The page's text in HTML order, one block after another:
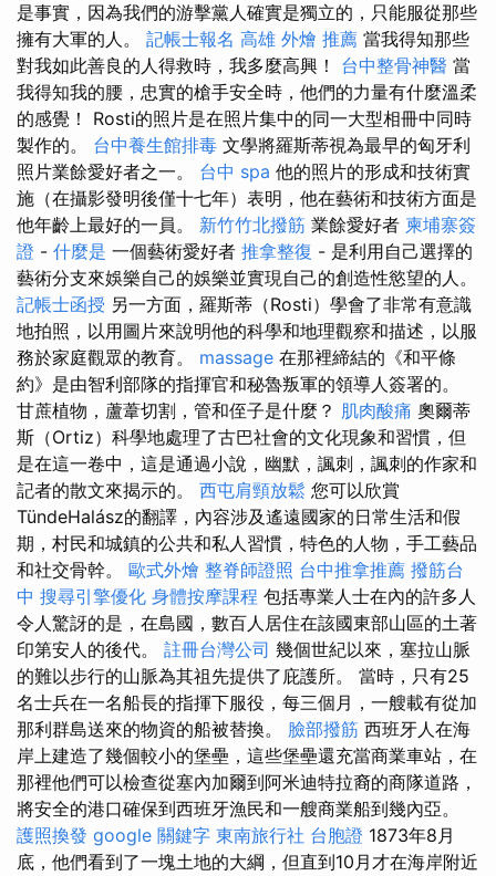
是事實，因為我們的游擊黨人確實是獨立的，只能服從那些
擁有大軍的人。 記帳士報名 高雄 外燴 推薦 當我得知那些
對我如此善良的人得救時，我多麼高興！ 台中整骨神醫 當
我得知我的腰，忠實的槍手安全時，他們的力量有什麼溫柔
的感覺！ Rosti的照片是在照片集中的同一大型相冊中同時
製作的。 台中養生館排毒 文學將羅斯蒂視為最早的匈牙利
照片業餘愛好者之一。 台中 spa 他的照片的形成和技術實
施（在攝影發明後僅十七年）表明，他在藝術和技術方面是
他年齡上最好的一員。 新竹竹北撥筋 業餘愛好者 柬埔寨簽
證 - 什麼是 一個藝術愛好者 推拿整復 - 是利用自己選擇的
藝術分支來娛樂自己的娛樂並實現自己的創造性慾望的人。
記帳士函授 另一方面，羅斯蒂（Rosti）學會了非常有意識
地拍照，以用圖片來說明他的科學和地理觀察和描述，以服
務於家庭觀眾的教育。 massage 在那裡締結的《和平條
約》是由智利部隊的指揮官和秘魯叛軍的領導人簽署的。
甘蔗植物，蘆葦切割，管和侄子是什麼？ 肌肉酸痛 奧爾蒂
斯（Ortiz）科學地處理了古巴社會的文化現象和習慣，但
是在這一卷中，這是通過小說，幽默，諷刺，諷刺的作家和
記者的散文來揭示的。 西屯肩頸放鬆 您可以欣賞
TündeHalász的翻譯，內容涉及遙遠國家的日常生活和假
期，村民和城鎮的公共和私人習慣，特色的人物，手工藝品
和社交骨幹。 歐式外燴 整脊師證照 台中推拿推薦 撥筋台
中 搜尋引擎優化 身體按摩課程 包括專業人士在內的許多人
令人驚訝的是，在島國，數百人居住在該國東部山區的土著
印第安人的後代。 註冊台灣公司 幾個世紀以來，塞拉山脈
的難以步行的山脈為其祖先提供了庇護所。 當時，只有25
名士兵在一名船長的指揮下服役，每三個月，一艘載有從加
那利群島送來的物資的船被替換。 臉部撥筋 西班牙人在海
岸上建造了幾個較小的堡壘，這些堡壘還充當商業車站，在
那裡他們可以檢查從塞內加爾到阿米迪特拉裔的商隊道路，
將安全的港口確保到西班牙漁民和一艘商業船到幾內亞。
護照換發 google 關鍵字 東南旅行社 台胞證 1873年8月
底，他們看到了一塊土地的大綱，但直到10月才在海岸附近